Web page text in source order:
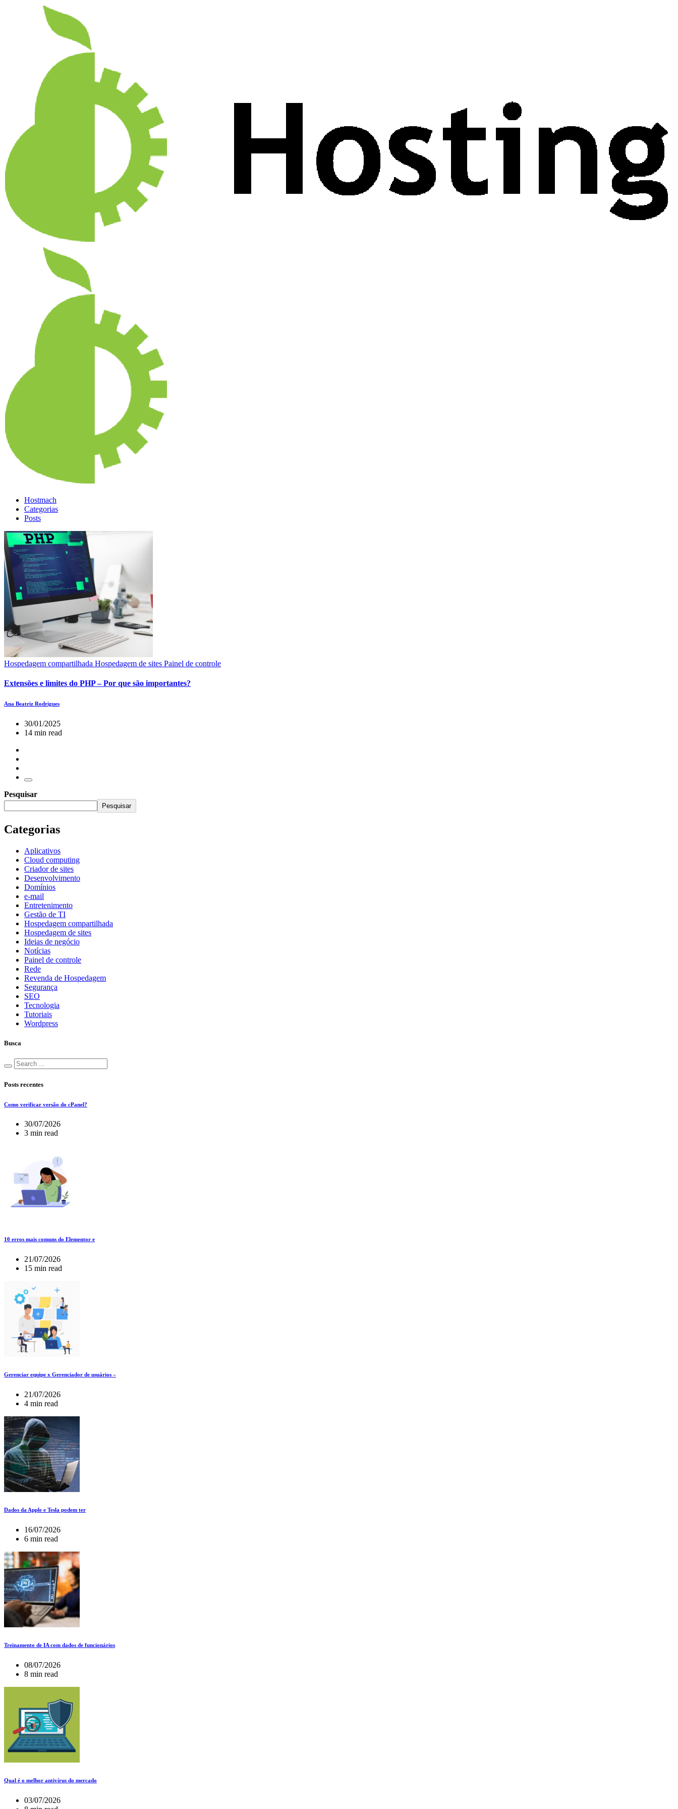
Hostmach
Categorias
Posts
Hospedagem compartilhada Hospedagem de sites Painel de controle
Extensões e limites do PHP – Por que são importantes?
Ana Beatriz Rodrigues
30/01/2025
14 min read
Pesquisar
Pesquisar
Categorias
Aplicativos
Cloud computing
Criador de sites
Desenvolvimento
Domínios
e-mail
Entretenimento
Gestão de TI
Hospedagem compartilhada
Hospedagem de sites
Ideias de negócio
Notícias
Painel de controle
Rede
Revenda de Hospedagem
Segurança
SEO
Tecnologia
Tutoriais
Wordpress
Busca
Posts recentes
Como verificar versão do cPanel?
30/07/2026
3 min read
10 erros mais comuns do Elementor e
21/07/2026
15 min read
Gerenciar equipe x Gerenciador de usuários –
21/07/2026
4 min read
Dados da Apple e Tesla podem ter
16/07/2026
6 min read
Treinamento de IA com dados de funcionários
08/07/2026
8 min read
Qual é o melhor antivírus do mercado
03/07/2026